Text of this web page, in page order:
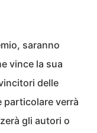
saranno
vince la sua
delle
particolare verrà
gli autori o